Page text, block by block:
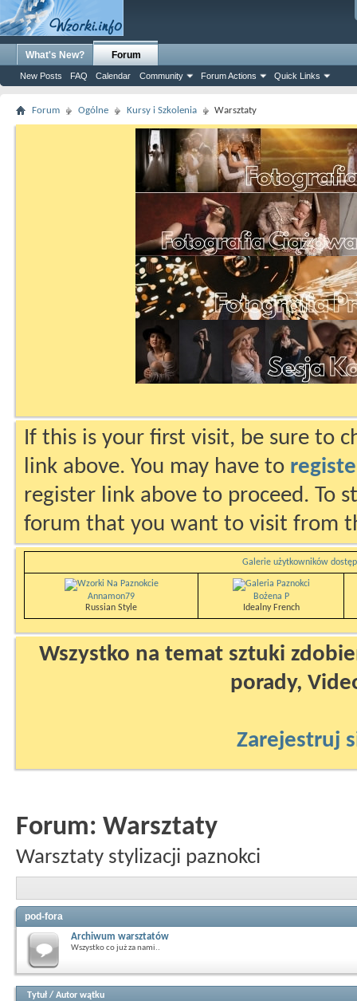
What's New? Forum
New Posts FAQ Calendar Community Forum Actions Quick Links
Forum Ogólne Kursy i Szkolenia Warsztaty
If this is your first visit, be sure to
link above. You may have to
register link above to proceed. To
forum that you want to visit from
Galerie użytkowników
Annamon79
Russian Style
Bożena P
Idealny French
Wszystko na temat sztuki
porady,
Zarejestruj
Forum: Warsztaty
Warsztaty stylizacji paznokci
pod-fora
Archiwum warsztatów
Wszystko co już za nami..
Tytuł / Autor wątku